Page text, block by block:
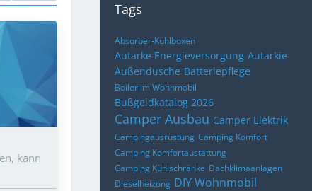
kann
Tags
Absorber-Kühlboxen
Autarke Energieversorgung Autarkie
Außendusche Batteriepflege
Boiler im Wohnmobil
Bußgeldkatalog 2026
Camper Ausbau Camper Elektrik
Campingausrüstung Camping Komfort
Camping Komfortaustattung
Camping Kühlschränke Dachklimaanlagen
Dieselheizung DIY Wohnmobil